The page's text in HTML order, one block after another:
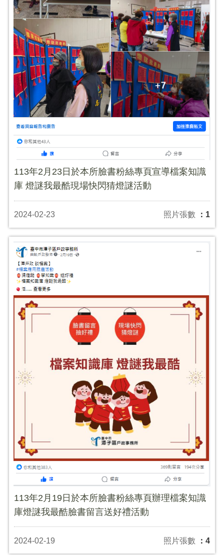
113年2月23日於本所臉書粉絲專頁宣導檔案知識
庫 燈謎我最酷現場快閃猜燈謎活動
2024-02-23 照片張數 ：1
113年2月19日於本所臉書粉絲專頁辦理檔案知識
庫燈謎我最酷臉書留言送好禮活動
2024-02-19 照片張數 ：4